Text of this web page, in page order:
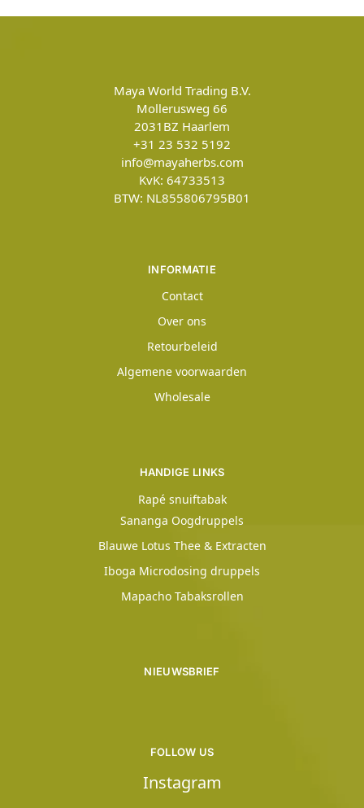
Maya World Trading B.V.
Mollerusweg 66
2031BZ Haarlem
+31 23 532 5192
info@mayaherbs.com
KvK: 64733513
BTW: NL855806795B01
INFORMATIE
Contact
Over ons
Retourbeleid
Algemene voorwaarden
Wholesale
HANDIGE LINKS
Rapé snuiftabak
Sananga Oogdruppels
Blauwe Lotus Thee & Extracten
Iboga Microdosing druppels
Mapacho Tabaksrollen
NIEUWSBRIEF
FOLLOW US
Instagram